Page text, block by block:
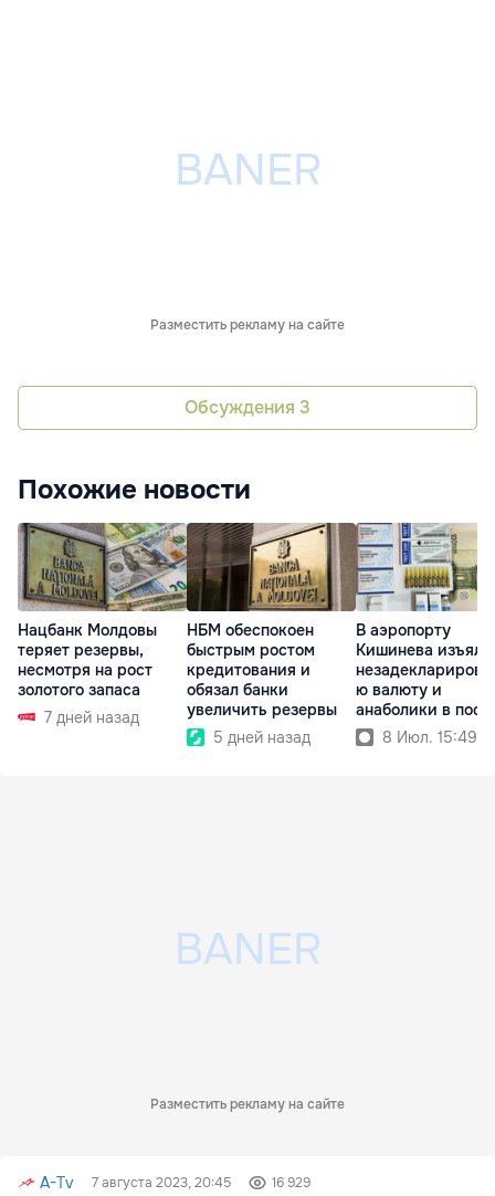
Разместить рекламу на сайте
Обсуждения 3
Похожие новости
Нацбанк Молдовы
теряет резервы,
несмотря на рост
золотого запаса
7 дней назад
НБМ обеспокоен
быстрым ростом
кредитования и
обязал банки
увеличить резервы
5 дней назад
В аэропорту
Кишинева изъяли
ю валюту и
анаболики в
8 Июл. 15:49
Разместить рекламу на сайте
A-Tv 7 августа 2023, 20:45 16 929